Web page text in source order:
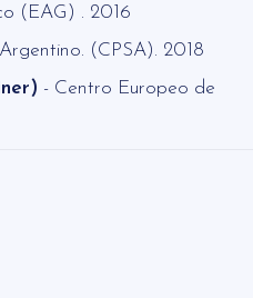
(EAG) . 2016
(CPSA). 2018
- Centro Europeo de